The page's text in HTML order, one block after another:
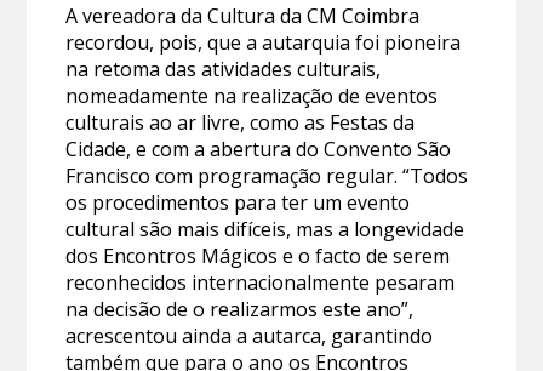
A vereadora da Cultura da CM Coimbra
recordou, pois, que a autarquia foi pioneira
na retoma das atividades culturais,
nomeadamente na realização de eventos
culturais ao ar livre, como as Festas da
Cidade, e com a abertura do Convento São
Francisco com programação regular. “Todos
os procedimentos para ter um evento
cultural são mais difíceis, mas a longevidade
dos Encontros Mágicos e o facto de serem
reconhecidos internacionalmente pesaram
na decisão de o realizarmos este ano”,
acrescentou ainda a autarca, garantindo
também que para o ano os Encontros